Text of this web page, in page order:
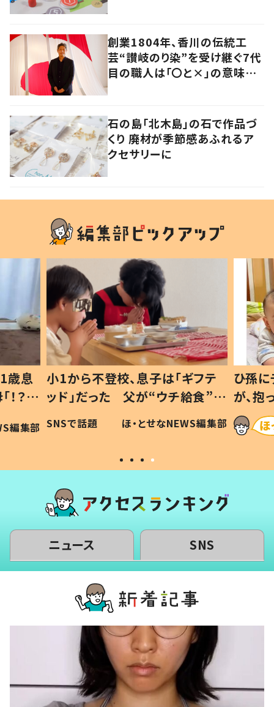
創業1804年、香川の伝統工
芸“讃岐のり染”を受け継ぐ7代
目の職人は「〇と×」の意味を
石の島「北木島」の石で作品づ
くり 廃材が季節感あふれるア
クセサリーに
歳息
？」
編集部
小1から不登校、息子は「ギフテ
ッド」だった 父が“ウチ給食”を
作り続ける理由とは #令和の親
#令和の子
SNSで話題 ほ・とせなNEWS編集部
ひ孫
が、
「涙が
い」
ニュース SNS